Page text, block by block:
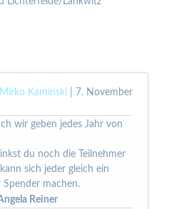
Mirko Kaminski|
7. November
wir geben jedes Jahr von
du noch die Teilnehmer
sich jeder gleich ein
machen.
Reiner